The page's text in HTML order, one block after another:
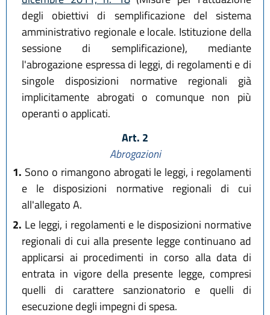
degli obiettivi di semplificazione del sistema
amministrativo regionale e locale. Istituzione della
sessione di semplificazione), mediante
l'abrogazione espressa di leggi, di regolamenti e di
singole disposizioni normative regionali già
implicitamente abrogati o comunque non più
operanti o applicati.
Art. 2
Abrogazioni
1. Sono o rimangono abrogati le leggi, i regolamenti
e le disposizioni normative regionali di cui
all'allegato A.
2. Le leggi, i regolamenti e le disposizioni normative
regionali di cui alla presente legge continuano ad
applicarsi ai procedimenti in corso alla data di
entrata in vigore della presente legge, compresi
quelli di carattere sanzionatorio e quelli di
esecuzione degli impegni di spesa.